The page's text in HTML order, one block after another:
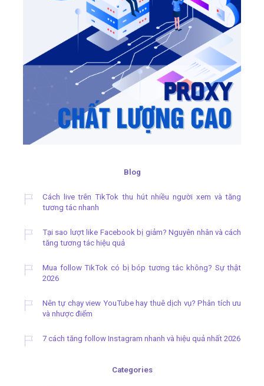
Blog
Cách live trên TikTok thu hút nhiều người xem và tăng
tương tác nhanh
Tại sao lượt like Facebook bị giảm? Nguyên nhân và cách
tăng tương tác hiệu quả
Mua follow TikTok có bị bóp tương tác không? Sự thật
2026
Nên tự chạy view YouTube hay thuê dịch vụ? Phân tích ưu
và nhược điểm
7 cách tăng follow Instagram nhanh và hiệu quả nhất 2026
Categories